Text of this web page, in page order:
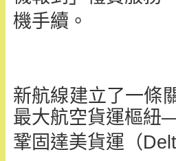
機手續。
新航線建立了一條
最大航空貨運樞
鞏固達美貨運（